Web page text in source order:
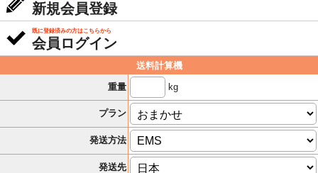
新規会員登録
既に登録済みの方はこちらから
会員ログイン
送料計算機
重量
kg
プラン
発送方法
発送先